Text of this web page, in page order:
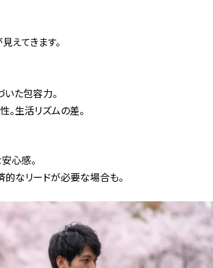
えてきます。
いた包容力。
。生活リズムの差。
心感。
的なリードが必要な場合も。